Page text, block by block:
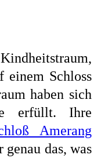
einem Schloss
haben sich
erfüllt. Ihre
Amerang
genau das, was